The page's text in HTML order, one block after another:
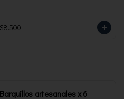
$8.500
Barquillos artesanales x 6